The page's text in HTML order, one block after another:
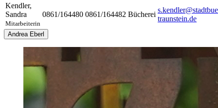
Kendler,
Sandra
Mitarbeiterin
0861/164480 0861/164482 Bücherei
traunstein.de
Andrea Eberl